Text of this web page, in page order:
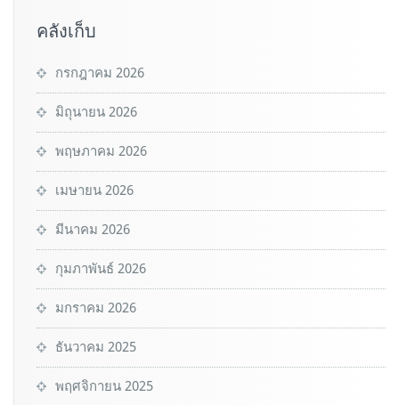
คลังเก็บ
กรกฎาคม 2026
มิถุนายน 2026
พฤษภาคม 2026
เมษายน 2026
มีนาคม 2026
กุมภาพันธ์ 2026
มกราคม 2026
ธันวาคม 2025
พฤศจิกายน 2025